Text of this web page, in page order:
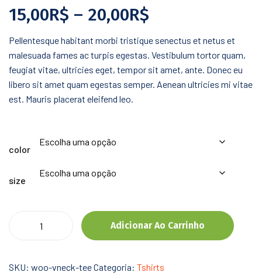
15,00R$ – 20,00R$
Pellentesque habitant morbi tristique senectus et netus et
malesuada fames ac turpis egestas. Vestibulum tortor quam,
feugiat vitae, ultricies eget, tempor sit amet, ante. Donec eu
libero sit amet quam egestas semper. Aenean ultricies mi vitae
est. Mauris placerat eleifend leo.
color
size
Adicionar Ao Carrinho
SKU: woo-vneck-teeCategoria: Tshirts